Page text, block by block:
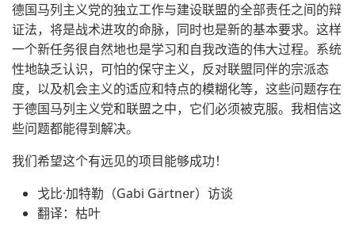
德国马列主义党的独立工作与建设联盟的全部责任之间的辩
证法，将是战术进攻的命脉，同时也是新的基本要求。这样
一个新任务很自然地也是学习和自我改造的伟大过程。系统
性地缺乏认识，可怕的保守主义，反对联盟同伴的宗派态
度，以及机会主义的适应和特点的模糊化等，这些问题存在
于德国马列主义党和联盟之中，它们必须被克服。我相信这
些问题都能得到解决。
我们希望这个有远见的项目能够成功！
戈比·加特勒（Gabi Gärtner）访谈
翻译：枯叶